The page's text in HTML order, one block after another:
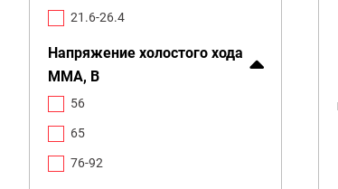
21.6-26.4
Напряжение холостого хода
MMA, В
56
65
76-92